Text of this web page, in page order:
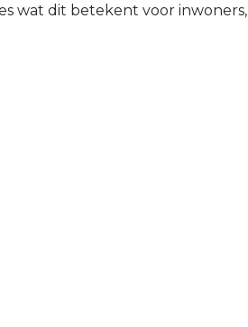
wat dit betekent voor inwoners,